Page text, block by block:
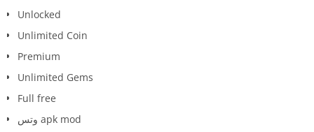
Unlocked
Unlimited Coin
Premium
Unlimited Gems
Full free
وتس apk mod